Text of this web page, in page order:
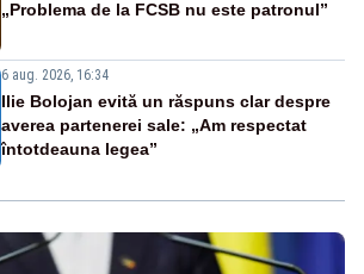
„Problema de la FCSB nu este patronul”
6 aug. 2026, 16:34
Ilie Bolojan evită un răspuns clar despre
averea partenerei sale: „Am respectat
întotdeauna legea”